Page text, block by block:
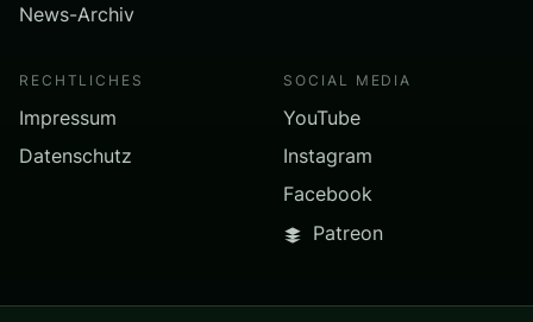
News-Archiv
RECHTLICHES
Impressum
Datenschutz
SOCIAL MEDIA
YouTube
Instagram
Facebook
Patreon